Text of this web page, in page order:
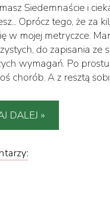
Siedemnaście i
Oprócz tego, że za
w mojej metryczce.
do zapisania ze
wymagań. Po
chorób. A z resztą
DALEJ »